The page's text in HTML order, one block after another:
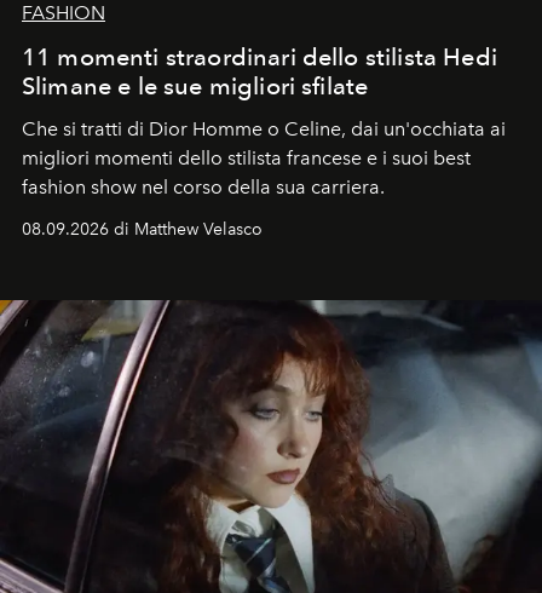
FASHION
11 momenti straordinari dello stilista Hedi
Slimane e le sue migliori sfilate
Che si tratti di Dior Homme o Celine, dai un'occhiata ai
migliori momenti dello stilista francese e i suoi best
fashion show nel corso della sua carriera.
08.09.2026 di Matthew Velasco